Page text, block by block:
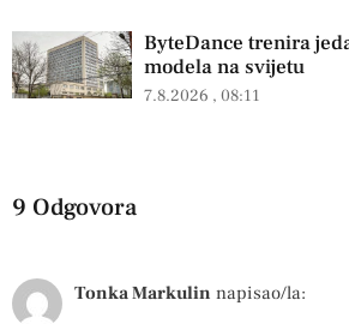
ByteDance trenira
modela na svijetu
7.8.2026 08:11
9 Odgovora
Tonka Markulin napisao/la: